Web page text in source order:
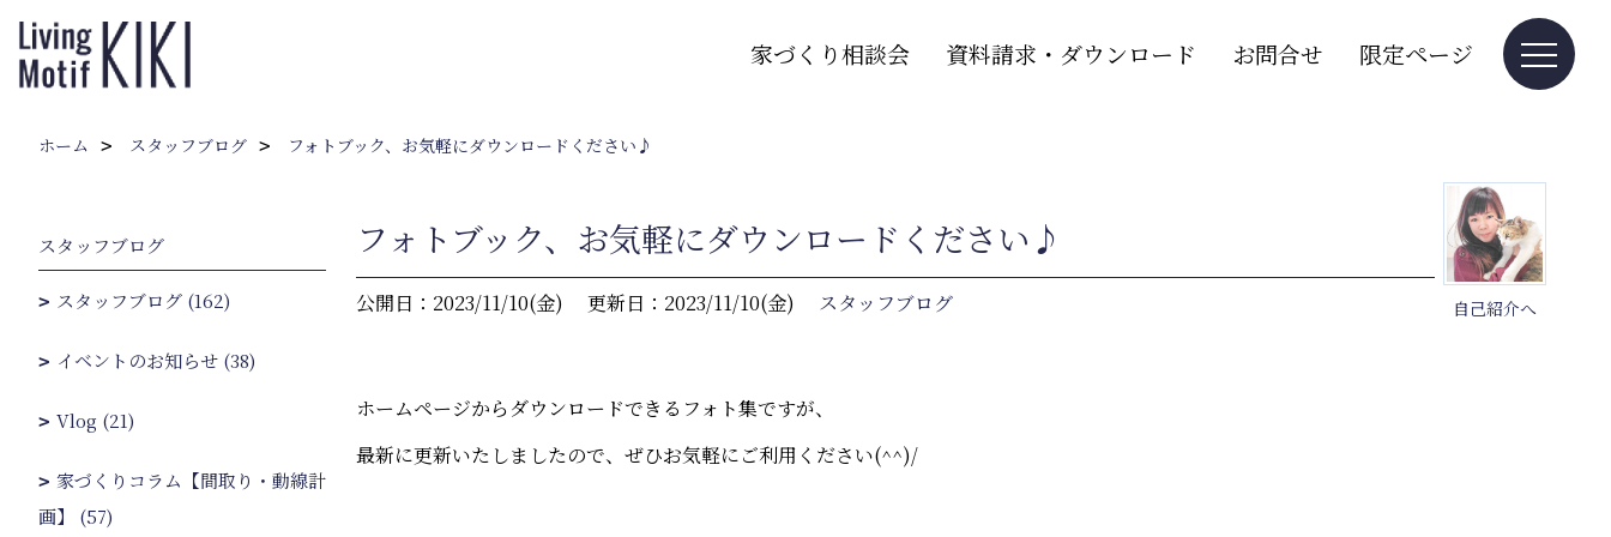
家づくり相談会 資料請求・ダウンロード お問合せ 限定ページ
ホーム スタッフブログ フォトブック、お気軽にダウンロードください♪
自己紹介へ
フォトブック、お気軽にダウンロードください♪
公開日：2023/11/10(金) 更新日：2023/11/10(金) スタッフブログ
ホームページからダウンロードできるフォト集ですが、
最新に更新いたしましたので、ぜひお気軽にご利用ください(^^)/
スタッフブログ
スタッフブログ (162)
イベントのお知らせ (38)
Vlog (21)
家づくりコラム【間取り・動線計
画】 (57)